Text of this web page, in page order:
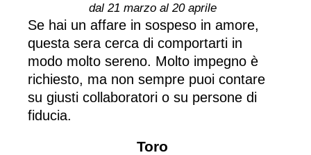
dal 21 marzo al 20 aprile
Se hai un affare in sospeso in amore,
questa sera cerca di comportarti in
modo molto sereno. Molto impegno è
richiesto, ma non sempre puoi contare
su giusti collaboratori o su persone di
fiducia.
Toro